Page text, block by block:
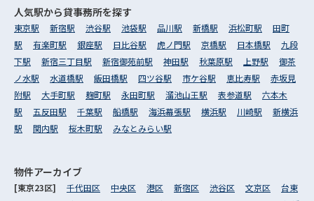
人気駅から貸事務所を探す
東京駅 新宿駅 渋谷駅 池袋駅 品川駅 新橋駅 浜松町駅
田町
駅
有楽町駅 銀座駅 日比谷駅 虎ノ門駅 京橋駅 日本橋駅
九段
下駅
新宿三丁目駅 新宿御苑前駅 神田駅 秋葉原駅 上野駅
御茶
ノ水駅
水道橋駅 飯田橋駅 四ツ谷駅 市ケ谷駅 恵比寿駅
赤坂見
附駅
大手町駅 麹町駅 永田町駅 溜池山王駅 表参道駅
六本木
駅
五反田駅 千葉駅 船橋駅 海浜幕張駅 横浜駅 川崎駅
新横浜
駅
関内駅 桜木町駅 みなとみらい駅
物件アーカイブ
[東京23区] 千代田区 中央区 港区 新宿区 渋谷区 文京区
台東